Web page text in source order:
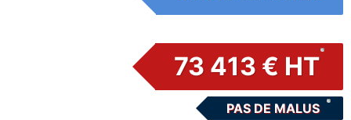
73 413 € HT
PAS DE MALUS